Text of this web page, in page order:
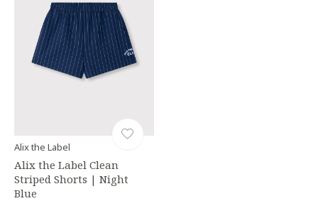
Alix the Label
Alix the Label Clean
Striped Shorts | Night
Blue